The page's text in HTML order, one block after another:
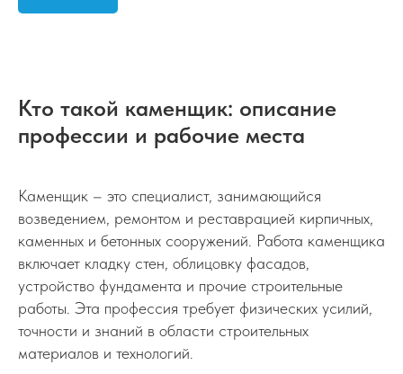
Кто такой каменщик: описание
профессии и рабочие места
Каменщик – это специалист, занимающийся
возведением, ремонтом и реставрацией кирпичных,
каменных и бетонных сооружений. Работа каменщика
включает кладку стен, облицовку фасадов,
устройство фундамента и прочие строительные
работы. Эта профессия требует физических усилий,
точности и знаний в области строительных
материалов и технологий.